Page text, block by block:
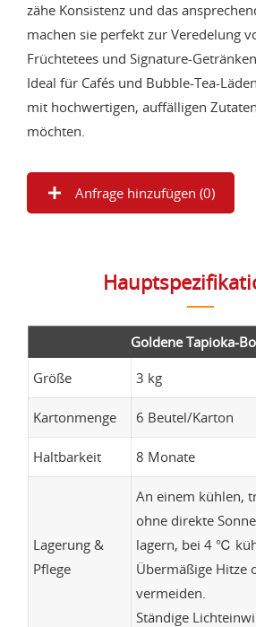
zähe Konsistenz und das
machen sie perfekt zur Veredelung
Früchtetees und Signature-
Ideal für Cafés und Bubble-Tea-
mit hochwertigen, auffälligen
möchten.
Anfrage hinzufügen (0)
Goldene Tapioka-
Größe
3 kg
Kartonmenge 6 Beutel/Karton
Haltbarkeit 8 Monate
Lagerung &
Pflege
An einem kühlen,
ohne direkte
lagern, bei 4 ℃
Übermäßige Hitze
vermeiden.
Ständige